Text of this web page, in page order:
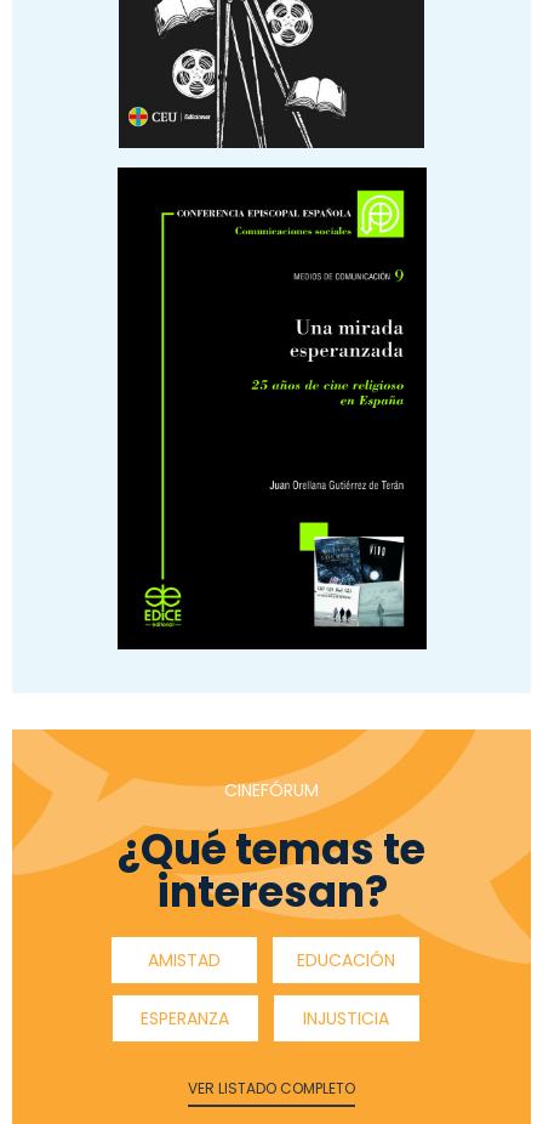
CINEFÓRUM
¿Qué temas te
interesan?
AMISTAD EDUCACIÓN
ESPERANZA INJUSTICIA
VER LISTADO COMPLETO